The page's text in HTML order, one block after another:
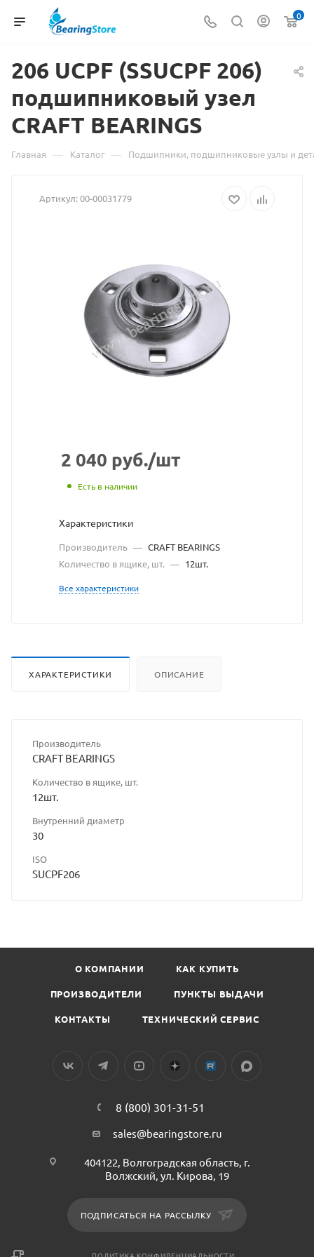
0
206 Материал
о
товаре
206
(SSUCPF
подшипниковый
узел
CRAFT
BEARINGS
https://bearingstore.ru
по
ссылке
разрешения
владельца
сайта
UCPF (SSUCPF 206)
подшипниковый узел
CRAFT BEARINGS
Главная — Каталог — Подшипники, подшипниковые узлы и
Артикул:00-00031779
2 040 руб./шт
Есть в наличии
Характеристики
Производитель — CRAFT BEARINGS
Количество в ящике, шт. — 12шт.
Все характеристики
ХАРАКТЕРИСТИКИ ОПИСАНИЕ
Производитель
CRAFT BEARINGS
Количество в ящике, шт.
12шт.
Внутренний диаметр
30
ISO
SUCPF206
О КОМПАНИИ КАК КУПИТЬ
ПРОИЗВОДИТЕЛИ ПУНКТЫ ВЫДАЧИ
КОНТАКТЫ ТЕХНИЧЕСКИЙ СЕРВИС
8 (800) 301-31-51
sales@bearingstore.ru
404122, Волгоградская область, г.
Волжский, ул. Кирова, 19
ПОДПИСАТЬСЯ НА РАССЫЛКУ